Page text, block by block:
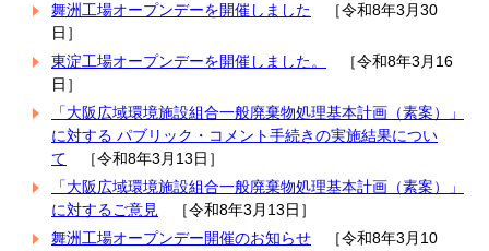
舞洲工場オープンデーを開催しました ［令和8年3月30
日］
東淀工場オープンデーを開催しました。
［令和8年3月16
日］
「大阪広域環境施設組合一般廃棄物処理基本計画（素案）」
に対する パブリック・コメント手続きの実施結果につい
て ［令和8年3月13日］
「大阪広域環境施設組合一般廃棄物処理基本計画（素案）」
に対するご意見 ［令和8年3月13日］
舞洲工場オープンデー開催のお知らせ ［令和8年3月10